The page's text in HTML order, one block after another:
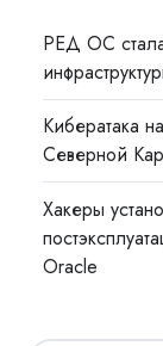
РЕД ОС стала
Кибератака
Северной
Хакеры
Oracle